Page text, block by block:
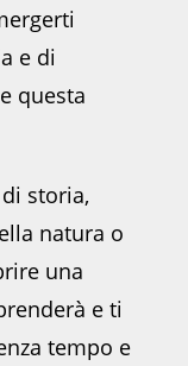
e di
questa
storia,
natura o
una
e ti
tempo e